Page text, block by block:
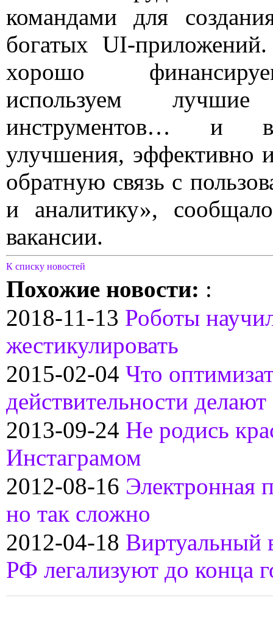
командами для
богатых UI-
хорошо
используем
инструментов… и
улучшения, эффективно
обратную связь с
и аналитику»,
вакансии.
К списку новостей
Похожие новости: :
2018-11-13 Роботы
жестикулировать
2015-02-04 Что
действительности
2013-09-24 Не родись
Инстаграмом
2012-08-16 Электронная
но так сложно
2012-04-18 Виртуальный
РФ легализуют до конца